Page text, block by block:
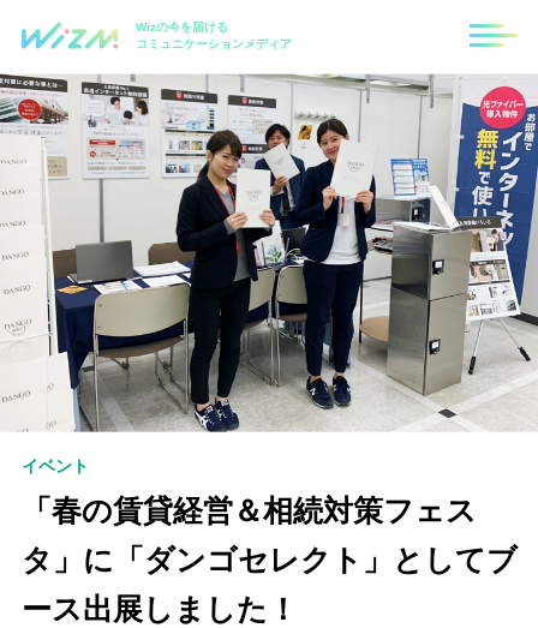
Wizの今を届ける
コミュニケーションメディア
イベント
「春の賃貸経営＆相続対策フェス
タ」に「ダンゴセレクト」としてブ
ース出展しました！